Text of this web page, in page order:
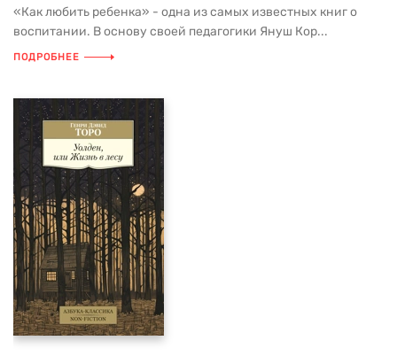
«Как любить ребенка» - одна из самых известных книг о
воспитании. В основу своей педагогики Януш Кор...
ПОДРОБНЕЕ